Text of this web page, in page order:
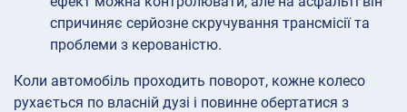
спричиняє серйозне скручування трансмісії та
проблеми з керованістю.
Коли автомобіль проходить поворот, кожне колесо
рухається по власній дузі і повинне обертатися з